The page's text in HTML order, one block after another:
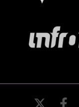
twitter